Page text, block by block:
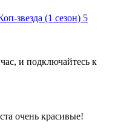
звезда (1 сезон) 5
и подключайтесь к
очень красивые!